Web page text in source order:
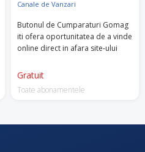
Canale de Vanzari
Butonul de Cumparaturi Gomag
iti ofera oportunitatea de a vinde
online direct in afara site-ului
Gratuit
Toate abonamentele